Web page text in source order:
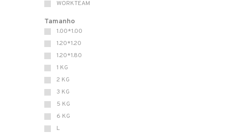
WORKTEAM
Tamanho
1.00*1.00
1.20*1.20
1.20*1.80
1 KG
2 KG
3 KG
5 KG
6 KG
L